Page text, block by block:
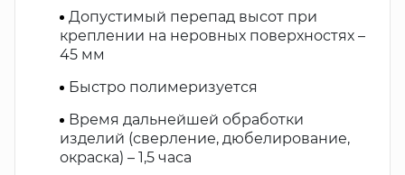
Допустимый перепад высот при
креплении на неровных поверхностях –
45 мм
Быстро полимеризуется
Время дальнейшей обработки
изделий (сверление, дюбелирование,
окраска) – 1,5 часа